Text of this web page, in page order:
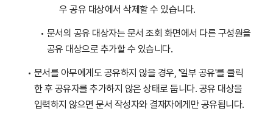
우 공유 대상에서 삭제할 수 있습니다.
문서의 공유 대상자는 문서 조회 화면에서 다른 구성원을
공유 대상으로 추가할 수 있습니다.
문서를 아무에게도 공유하지 않을 경우, '일부 공유'를 클릭
한 후 공유자를 추가하지 않은 상태로 둡니다. 공유 대상을
입력하지 않으면 문서 작성자와 결재자에게만 공유됩니다.